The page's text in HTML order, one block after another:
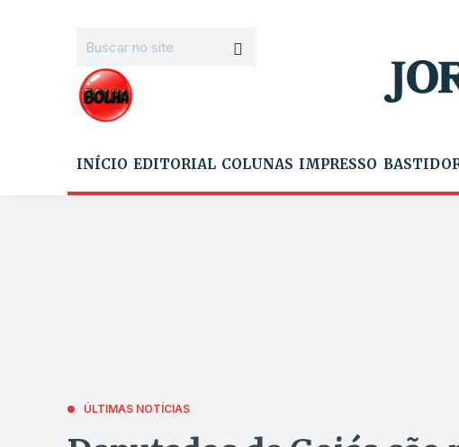
INÍCIO EDITORIAL COLUNAS IMPRESSO
ÚLTIMAS NOTÍCIAS